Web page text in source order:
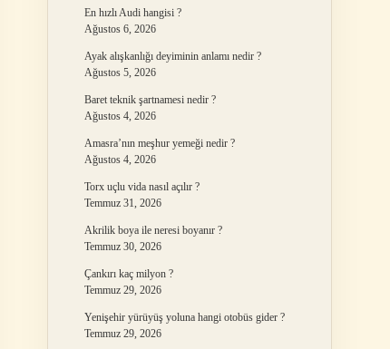
En hızlı Audi hangisi ?
Ağustos 6, 2026
Ayak alışkanlığı deyiminin anlamı nedir ?
Ağustos 5, 2026
Baret teknik şartnamesi nedir ?
Ağustos 4, 2026
Amasra’nın meşhur yemeği nedir ?
Ağustos 4, 2026
Torx uçlu vida nasıl açılır ?
Temmuz 31, 2026
Akrilik boya ile neresi boyanır ?
Temmuz 30, 2026
Çankırı kaç milyon ?
Temmuz 29, 2026
Yenişehir yürüyüş yoluna hangi otobüs gider ?
Temmuz 29, 2026